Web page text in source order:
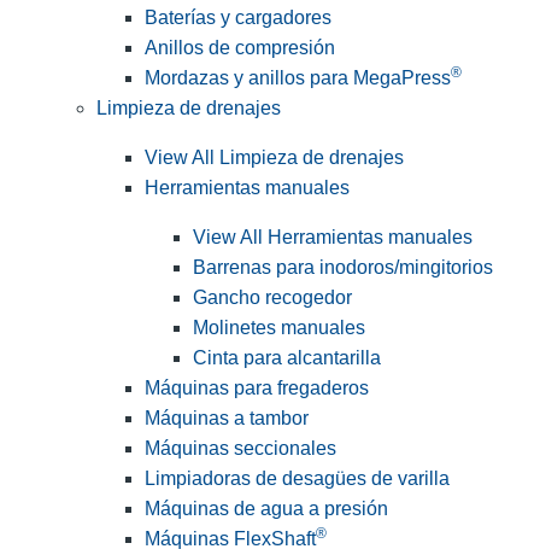
Baterías y cargadores
Anillos de compresión
Mordazas y anillos para MegaPress®
Limpieza de drenajes
View All Limpieza de drenajes
Herramientas manuales
View All Herramientas manuales
Barrenas para inodoros/mingitorios
Gancho recogedor
Molinetes manuales
Cinta para alcantarilla
Máquinas para fregaderos
Máquinas a tambor
Máquinas seccionales
Limpiadoras de desagües de varilla
Máquinas de agua a presión
Máquinas FlexShaft®